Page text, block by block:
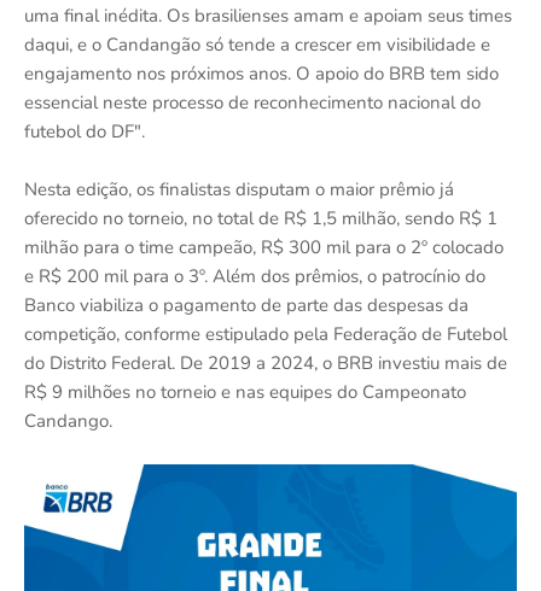
uma final inédita. Os brasilienses amam e apoiam seus times
daqui, e o Candangão só tende a crescer em visibilidade e
engajamento nos próximos anos. O apoio do BRB tem sido
essencial neste processo de reconhecimento nacional do
futebol do DF".
Nesta edição, os finalistas disputam o maior prêmio já
oferecido no torneio, no total de R$ 1,5 milhão, sendo R$ 1
milhão para o time campeão, R$ 300 mil para o 2º colocado
e R$ 200 mil para o 3º. Além dos prêmios, o patrocínio do
Banco viabiliza o pagamento de parte das despesas da
competição, conforme estipulado pela Federação de Futebol
do Distrito Federal. De 2019 a 2024, o BRB investiu mais de
R$ 9 milhões no torneio e nas equipes do Campeonato
Candango.